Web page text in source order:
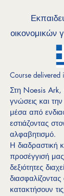
οικονομικών
Course delivered
Στη Noesis Ark,
γνώσεις και
μέσα από
εστιάζοντας
αλφαβητισμό.
Η διαδραστική
προσέγγισή
δεξιότητες
διασφαλίζοντας
κατακτήσουν